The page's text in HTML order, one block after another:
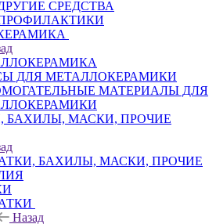
СРЕДСТВА
ДЛЯ МЕТАЛЛОКЕРАМИКИ
МАТЕРИАЛЫ ДЛЯ
БАХИЛЫ, МАСКИ, ПРОЧИЕ
БАХИЛЫ, МАСКИ, ПРОЧИЕ
Назад